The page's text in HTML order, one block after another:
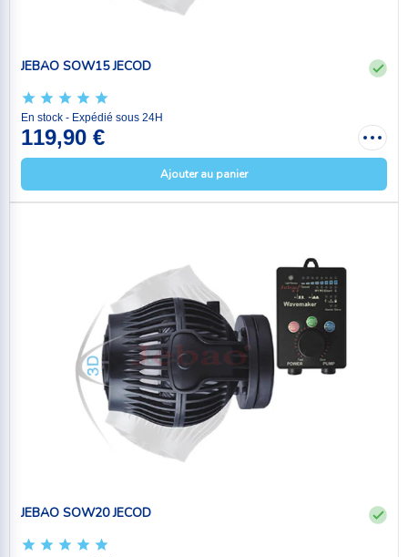
JEBAO SOW15 JECOD
En stock - Expédié sous 24H
119,90 €
Ajouter au panier
JEBAO SOW20 JECOD